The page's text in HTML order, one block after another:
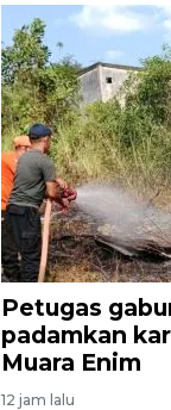
Petugas
padamkan
Muara Enim
12 jam lalu